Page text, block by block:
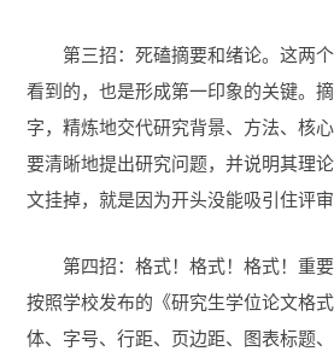
第三招：死磕摘要和绪论。这两
看到的，也是形成第一印象的关键。
字，精炼地交代研究背景、方法、核
要清晰地提出研究问题，并说明其理
文挂掉，就是因为开头没能吸引住评审
第四招：格式！格式！格式！重
按照学校发布的《研究生学位论文格
体、字号、行距、页边距、图表标题